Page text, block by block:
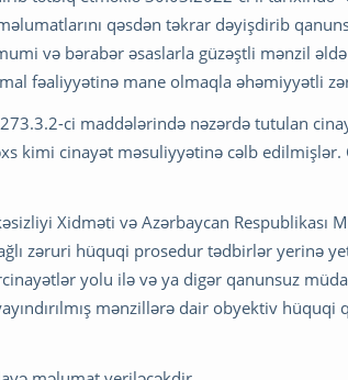
qəsdən təkrar dəyişdirib
və bərabər əsaslarla güzəştli mənzil əldə
fəaliyyətinə mane olmaqla əhəmiyyətli
ci maddələrində nəzərdə tutulan
kimi cinayət məsuliyyətinə cəlb edilmişlər.
Xidməti və Azərbaycan Respublikası
zəruri hüquqi prosedur tədbirlər yerinə
yolu ilə və ya digər qanunsuz
mənzillərə dair obyektiv hüquqi